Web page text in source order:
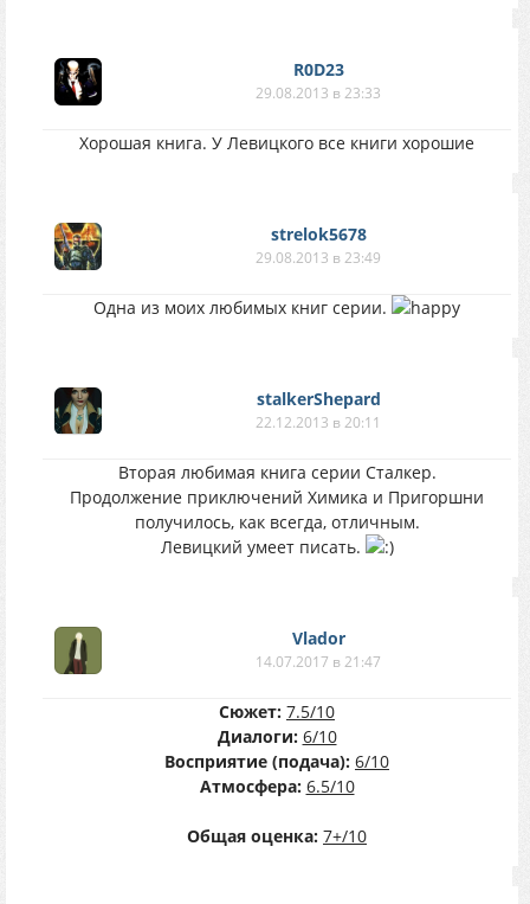
R0D23
29.08.2013 в 23:33
Хорошая книга. У Левицкого все книги хорошие
strelok5678
29.08.2013 в 23:49
Одна из моих любимых книг серии.
stalkerShepard
22.12.2013 в 20:11
Вторая любимая книга серии Сталкер.
Продолжение приключений Химика и Пригоршни
получилось, как всегда, отличным.
Левицкий умеет писать.
Vlador
14.07.2017 в 21:47
Сюжет: 7.5/10
Диалоги: 6/10
Восприятие (подача): 6/10
Атмосфера: 6.5/10
Общая оценка: 7+/10